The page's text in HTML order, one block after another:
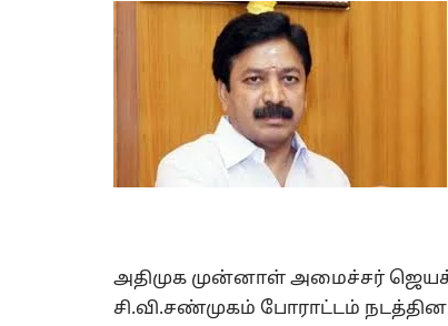
அதிமுக முன்னாள் அமைச்சர்
சி.வி.சண்முகம் போராட்டம்